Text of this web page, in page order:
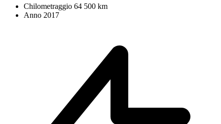
Chilometraggio 64 500 km
Anno 2017